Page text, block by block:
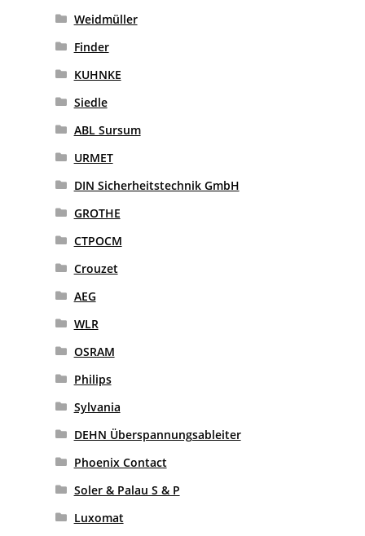
Weidmüller
Finder
KUHNKE
Siedle
ABL Sursum
URMET
DIN Sicherheitstechnik GmbH
GROTHE
CTPOCM
Crouzet
AEG
WLR
OSRAM
Philips
Sylvania
DEHN Überspannungsableiter
Phoenix Contact
Soler & Palau S & P
Luxomat